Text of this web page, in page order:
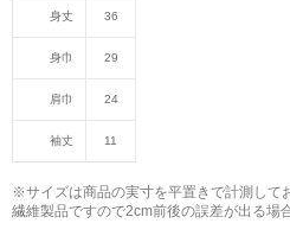
身丈 36
身巾 29
肩巾 24
袖丈 11
※サイズは商品の実寸を平置きで計測して
繊維製品ですので2cm前後の誤差が出る場